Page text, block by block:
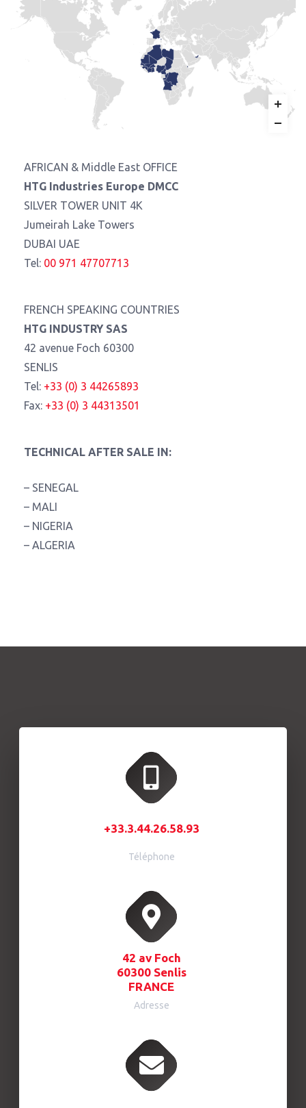
AFRICAN & Middle East OFFICE
HTG Industries Europe DMCC
SILVER TOWER UNIT 4K
Jumeirah Lake Towers
DUBAI UAE
Tel: 00 971 47707713
FRENCH SPEAKING COUNTRIES
HTG INDUSTRY SAS
42 avenue Foch 60300
SENLIS
Tel: +33 (0) 3 44265893
Fax: +33 (0) 3 44313501
TECHNICAL AFTER SALE IN:
– SENEGAL
– MALI
– NIGERIA
– ALGERIA
+33.3.44.26.58.93
Téléphone
42 av Foch
60300 Senlis
FRANCE
Adresse